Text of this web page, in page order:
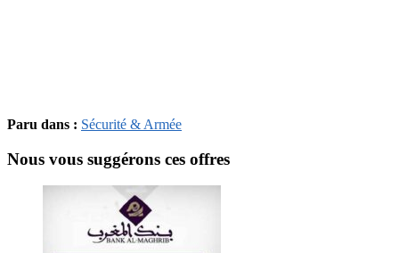
Paru dans : Sécurité & Armée
Nous vous suggérons ces offres